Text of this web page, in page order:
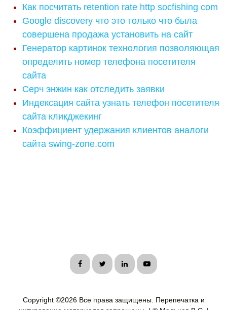
Как посчитать retention rate http socfishing com
Google discovery что это только что была
совершена продажа установить на сайт
Генератор картинок технология позволяющая
определить номер телефона посетителя
сайта
Серч энжин как отследить заявки
Индексация сайта узнать телефон посетителя
сайта кликджекинг
Коэффициент удержания клиентов аналоги
сайта swing-zone.com
Copyright ©2026 Все права защищены. Перепечатка и